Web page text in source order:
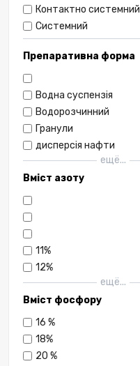
Контактно системний
Системний
Препаративна форма
Водна суспензія
Водорозчинний
Гранули
дисперсія нафти
ещё...
Вміст азоту
11%
12%
ещё...
Вміст фосфору
16 %
18%
20 %